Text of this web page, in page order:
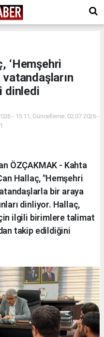
‘Hemşehri
vatandaşların
dinledi
- 15:11, Güncelleme: 02.07.2026 -
ÖZÇAKMAK - Kahta
Hallaç, "Hemşehri
bir araya
dinliyor. Hallaç,
ilgili birimlere talimat
takip edildiğini